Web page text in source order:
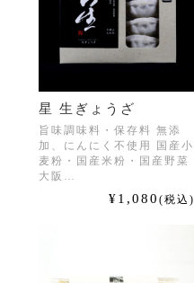
星 生ぎょうざ
旨味調味料・保存料 無添
加、にんにく不使用 国産小
麦粉・国産米粉・国産野菜
大阪…
¥1,080 (税込)